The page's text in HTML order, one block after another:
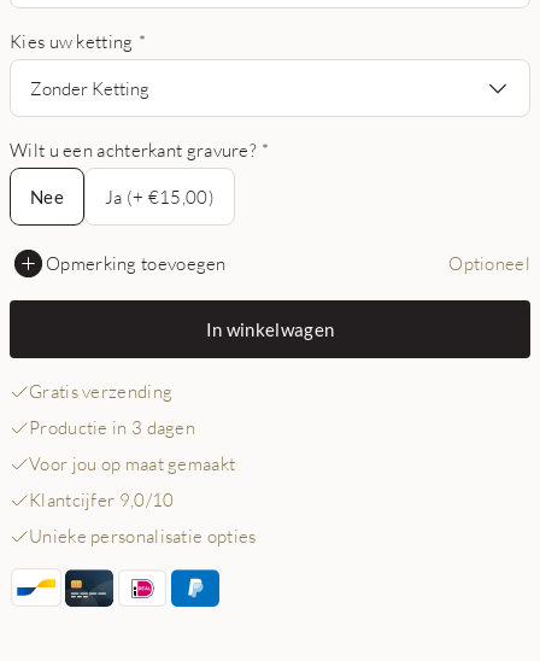
Kies uw ketting *
Zonder Ketting
Wilt u een achterkant gravure? *
Nee
Nee
Ja (+ €15,00)
Opmerking toevoegen Optioneel
In winkelwagen
Gratis verzending
Productie in 3 dagen
Voor jou op maat gemaakt
Klantcijfer 9,0/10
Unieke personalisatie opties